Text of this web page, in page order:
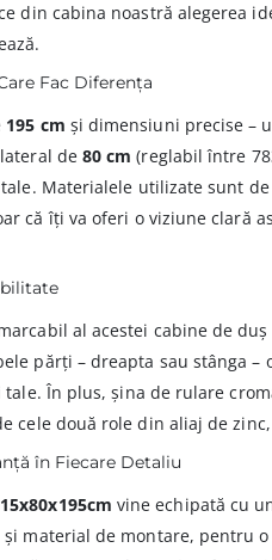
din cabina noastră alegerea
Fac Diferența
195 cm și dimensiuni precise –
de 80 cm (reglabil între
Materialele utilizate sunt
că îți va oferi o viziune clară
al acestei cabine de
părți – dreapta sau stânga
În plus, șina de rulare
cele două role din aliaj de
în Fiecare Detaliu
vine echipată cu
material de montare, pentru